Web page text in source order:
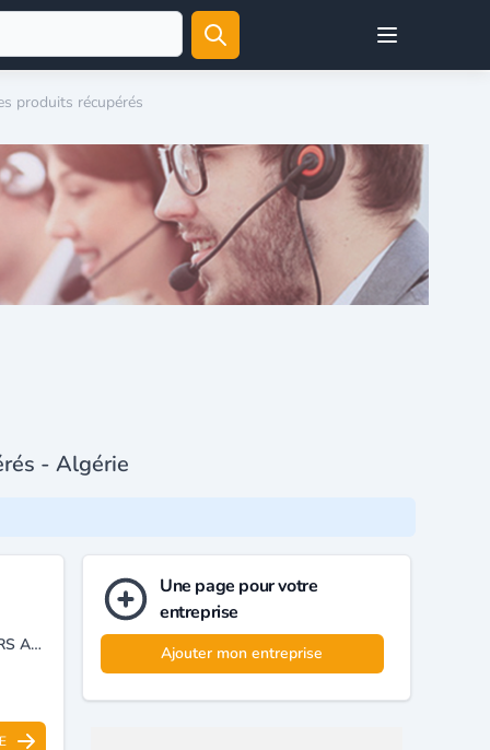
Open user menu
produits récupérés
- Algérie
PNEUS USAGÉS, MÉTAUX FERREUX ET NON FERREUX, ACCUMULATEURS AU PLOMB, DÉCHETS DE PRODUITS ALIMENTAIRES, DÉCHETS DE PRODUITS ORGANIQUES, PRODUITS CHIMIQUES PÉRIMÉS, DAS.
Une page pour votre
entreprise
Ajouter mon entreprise